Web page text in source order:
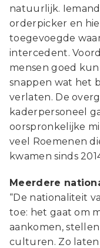
natuurlijk.
orderpicker en
toegevoegde
intercedent.
mensen goed
snappen wat het
verlaten. De
kaderpersoneel
oorspronkelijke
veel Roemenen
kwamen sinds
Meerdere
“De nationaliteit
toe: het gaat om
aankomen,
culturen. Zo